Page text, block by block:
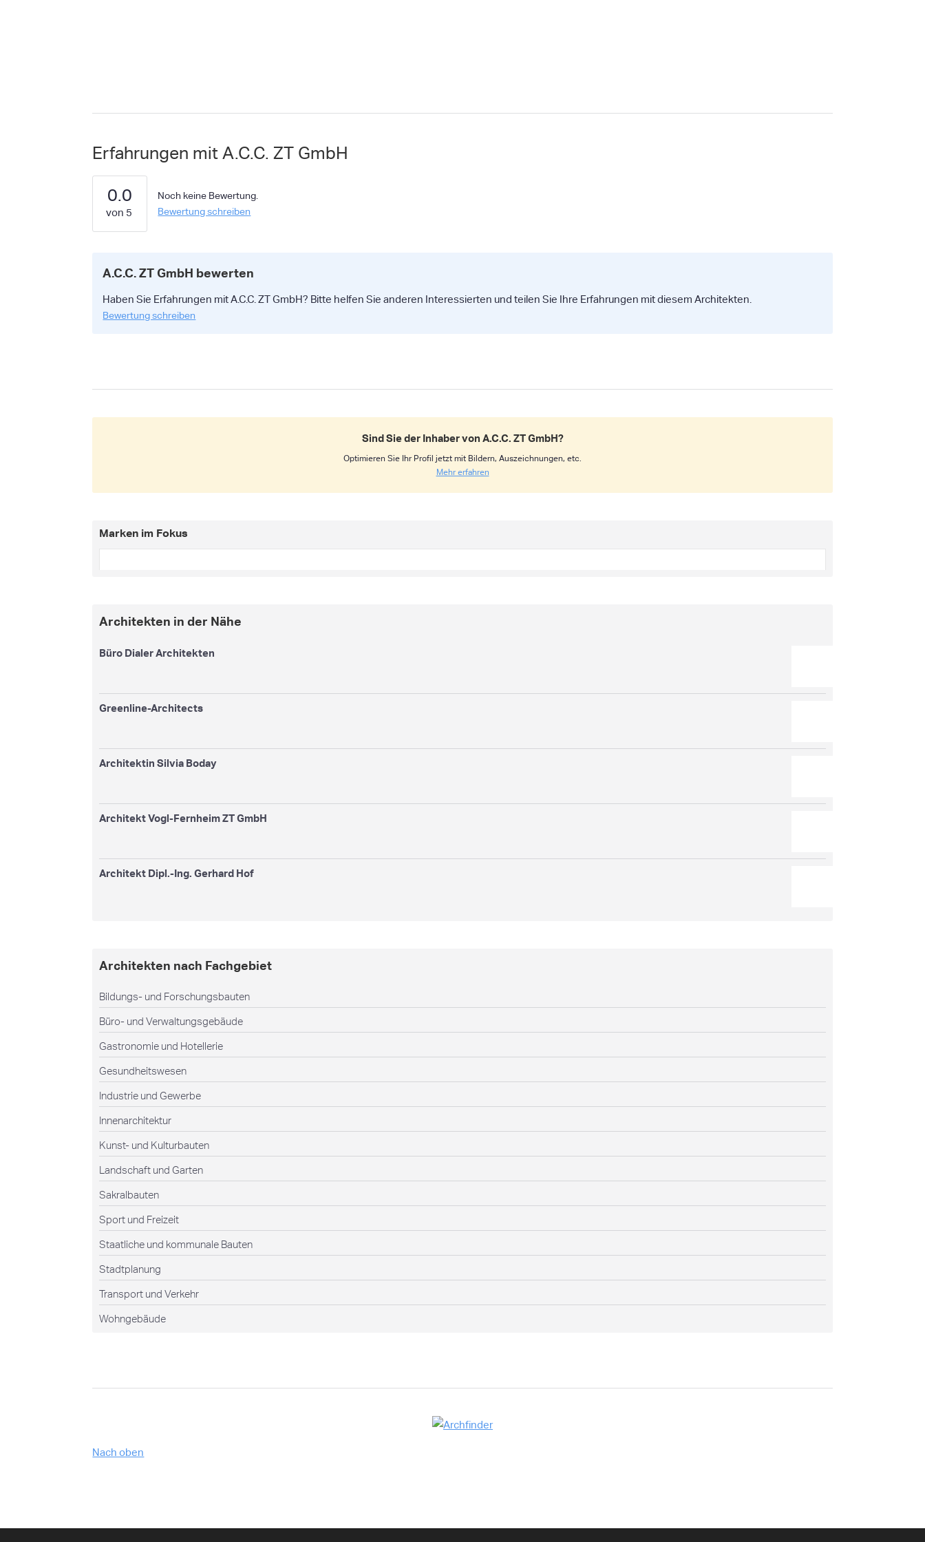
Erfahrungen mit A.C.C. ZT GmbH
0.0
Noch keine Bewertung.
Bewertung schreiben
A.C.C. ZT GmbH bewerten
Haben Sie Erfahrungen mit A.C.C. ZT GmbH? Bitte helfen Sie anderen Interessierten und teilen Sie Ihre Erfahrungen mit diesem Architekten.
Bewertung schreiben
Sind Sie der Inhaber von A.C.C. ZT GmbH?
Optimieren Sie Ihr Profil jetzt mit Bildern, Auszeichnungen, etc.
Mehr erfahren
Marken im Fokus
Architekten in der Nähe
Büro Dialer Architekten
Greenline-Architects
Architektin Silvia Boday
Architekt Vogl-Fernheim ZT GmbH
Architekt Dipl.-Ing. Gerhard Hof
Architekten nach Fachgebiet
Bildungs- und Forschungsbauten
Büro- und Verwaltungsgebäude
Gastronomie und Hotellerie
Gesundheitswesen
Industrie und Gewerbe
Innenarchitektur
Kunst- und Kulturbauten
Landschaft und Garten
Sakralbauten
Sport und Freizeit
Staatliche und kommunale Bauten
Stadtplanung
Transport und Verkehr
Wohngebäude
Nach oben